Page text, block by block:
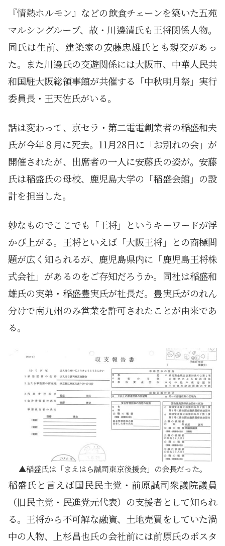
『情熱ホルモン』などの飲食チェーンを築いた五苑
マルシングループ、故・川邊清氏も王将関係人物。
同氏は生前、建築家の安藤忠雄氏とも親交があっ
た。また川邊氏の交遊関係には大阪市、中華人民共
和国駐大阪総領事館が共催する「中秋明月祭」実行
委員長・王天佐氏がいる。
話は変わって、京セラ・第二電電創業者の稲盛和夫
氏が今年８月に死去。11月28日に「お別れの会」が
開催されたが、出席者の一人に安藤氏の姿が。安藤
氏は稲盛氏の母校、鹿児島大学の「稲盛会館」の設
計を担当した。
妙なものでここでも「王将」というキーワードが浮
かび上がる。王将といえば「大阪王将」との商標問
題が広く知られるが、鹿児島県内に「鹿児島王将株
式会社」があるのをご存知だろうか。同社は稲盛和
雄氏の実弟・稲盛豊実氏が社長だ。豊実氏がのれん
分けで南九州のみ営業を許可されたことが由来であ
る。
稲盛氏は「まえはら誠司東京後援会」の会長だった。
稲盛氏と言えば国民民主党・前原誠司衆議院議員
（旧民主党・民進党元代表）の支援者として知られ
る。王将から不可解な融資、土地売買をしていた渦
中の人物、上杉昌也氏の会社前には前原氏のポスタ